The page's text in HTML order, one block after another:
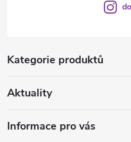
Kategorie produktů
Aktuality
Informace pro vás